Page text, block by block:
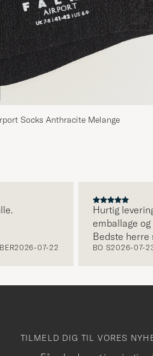
Socks Anthracite Melange
07-22
Hurtig levering,
emballage og let
Bedste herre
2026-07-23
TILMELD DIG TIL VORES